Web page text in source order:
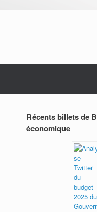
Récents billets de
économique